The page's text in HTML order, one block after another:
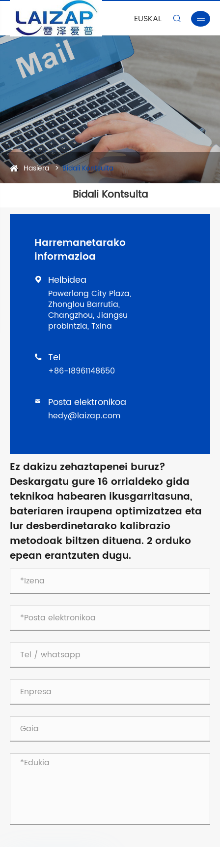
EUSKAL  
Hasiera Bidali Kontsulta
Bidali Kontsulta
Harremanetarako
informazioa
 Helbidea
Powerlong City Plaza,
Zhonglou Barrutia,
Changzhou, Jiangsu
probintzia, Txina
 Tel
+86-18961148650
 Posta elektronikoa
hedy@laizap.com
Ez dakizu zehaztapenei buruz?
Deskargatu gure 16 orrialdeko gida
teknikoa habearen ikusgarritasuna,
bateriaren iraupena optimizatzea eta
lur desberdinetarako kalibrazio
metodoak biltzen dituena. 2 orduko
epean erantzuten dugu.